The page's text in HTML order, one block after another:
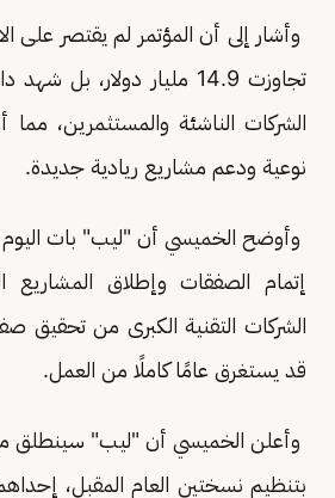
وأشار إلى أن المؤتمر لم يقتصر على
تجاوزت 14.9 مليار دولار،
الشركات الناشئة والمستثمرين،
نوعية ودعم مشاريع ريادية جديدة.
وأوضح الخميسي أن "ليب" بات اليوم
إتمام الصفقات وإطلاق
الشركات التقنية الكبرى من تحقيق
قد يستغرق عامًا كاملًا من العمل.
وأعلن الخميسي أن "ليب" سينطلق من
بتنظيم نسختين العام المقبل،